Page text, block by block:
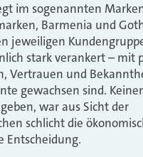
im sogenannten
Barmenia und
jeweiligen
stark verankert – mit
Vertrauen und
gewachsen sind.
war aus Sicht der
schlicht die
Entscheidung.